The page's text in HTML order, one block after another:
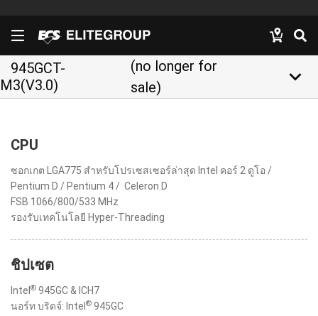
945GCT-
M3(V3.0)
(no longer for
sale)
keyboard_arrow_down
CPU
ซอกเกต LGA775 สำหรับโปรเซสเซอร์ล่าสุด Intel คอร์ 2 ดูโอ /
Pentium D / Pentium 4 / Celeron D
FSB 1066/800/533 MHz
รองรับเทคโนโลยี Hyper-Threading
ชิปเซต
Intel ® 945GC & ICH7
นอร์ท บริดจ์: Intel ® 945GC